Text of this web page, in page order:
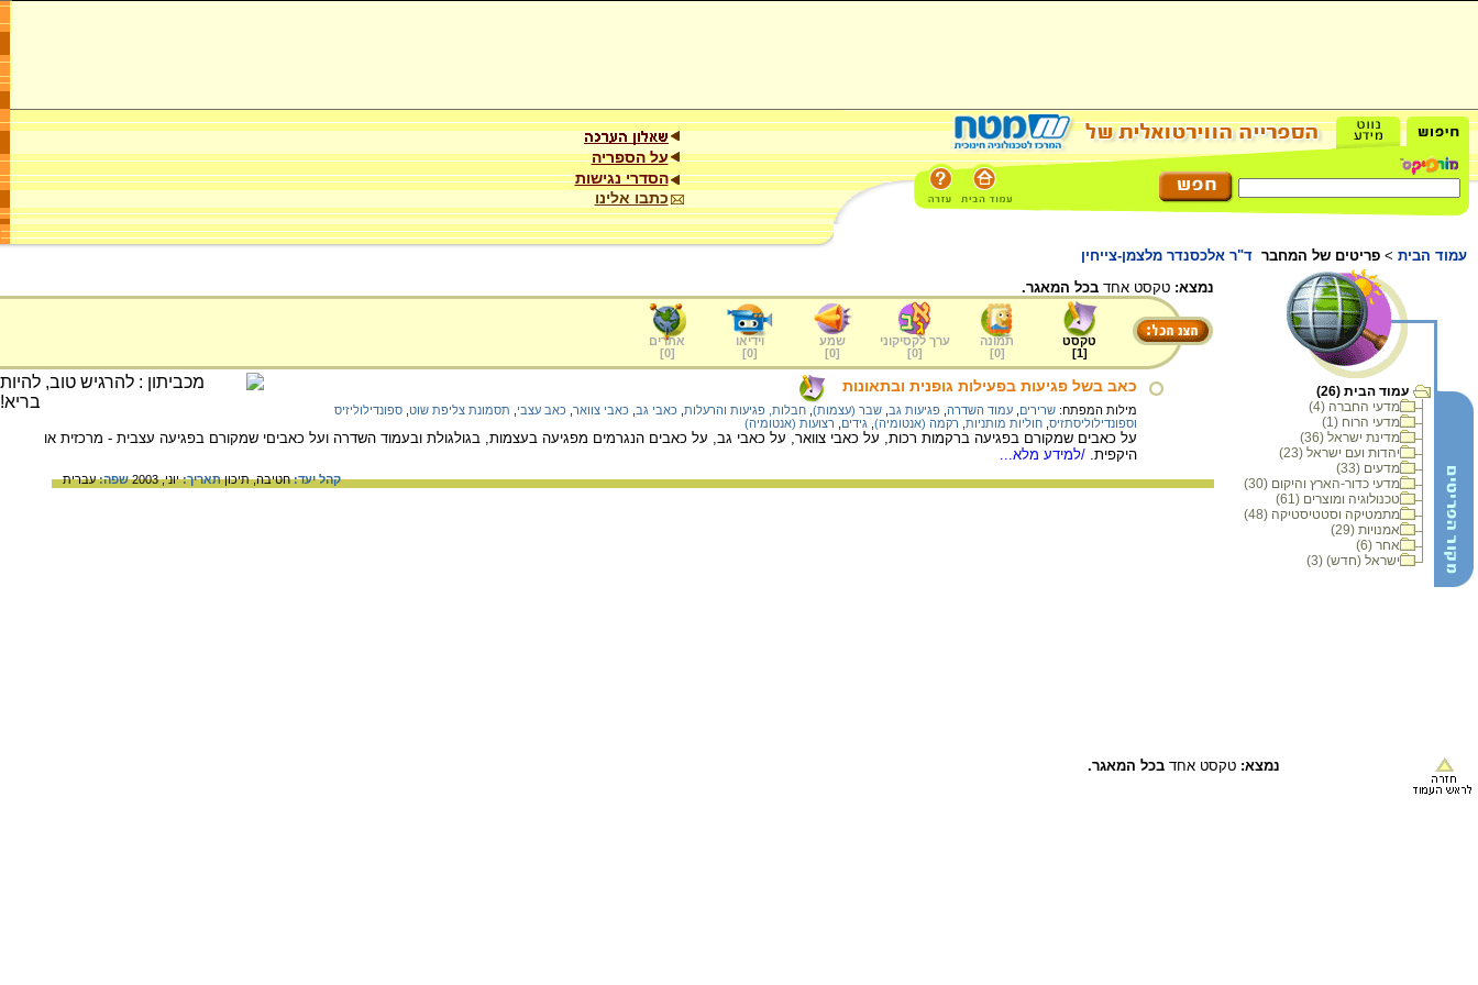
על הספריה
הסדרי נגישות
כתבו אלינו
עמוד הבית > פריטים של המחבר ד"ר אלכסנדר מלצמן-צייחין
עמוד הבית (26)
מדעי החברה (4)
מדעי הרוח (1)
מדינת ישראל (36)
יהדות ועם ישראל (23)
מדעים (33)
מדעי כדור-הארץ והיקום (30)
טכנולוגיה ומוצרים (61)
מתמטיקה וסטטיסטיקה (48)
אמנויות (29)
אחר (6)
ישראל (חדש) (3)
נמצא: טקסט אחד בכל המאגר.
טקסט
[
1
]
תמונה
[
0
]
ערך לקסיקוני
[
0
]
שמע
[
0
]
וידיאו
[
0
]
אתרים
[
0
]
כאב בשל פגיעות בפעילות גופנית ובתאונות
מילות המפתח: שרירים עמוד השדרה פגיעות גב שבר (עצמות) חבלות, פגיעות והרעלות כאבי גב כאבי צוואר כאב עצבי תסמונת צליפת שוט ספונדילוליזיס
וספונדילוליסתזיס חוליות מותניות רקמה (אנטומיה) גידים רצועות (אנטומיה)
על כאבים שמקורם בפגיעה ברקמות רכות, על כאבי צוואר, על כאבי גב, על כאבים הנגרמים מפגיעה בעצמות, בגולגולת ובעמוד השדרה ועל כאביםי שמקורם בפגיעה עצבית - מרכזית או
היקפית. /למידע מלא...
קהל יעד:חטיבה,תיכוןתאריך:יוני, 2003 שפה:עברית
נמצא: טקסט אחד בכל המאגר.